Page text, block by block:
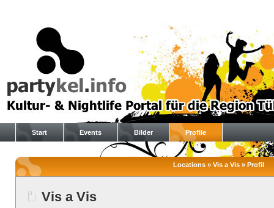
Start Events Bilder Profile
Locations » Vis a Vis » Profil
Vis a Vis